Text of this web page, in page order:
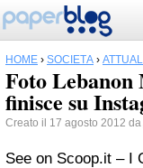
HOME › SOCIETÀ ›
Foto Lebanon
finisce su
Creato il 17 agosto 2012 da
See on Scoop.it – I